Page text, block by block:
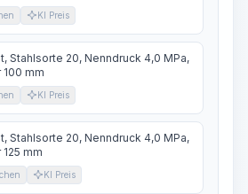
KI Preis
Stahlsorte 20, Nenndruck 4,0 MPa,
mm
KI Preis
Stahlsorte 20, Nenndruck 4,0 MPa,
mm
KI Preis